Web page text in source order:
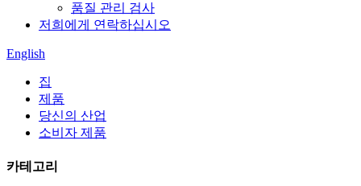
품질 관리 검사
저희에게 연락하십시오
English
집
제품
당신의 산업
소비자 제품
카테고리